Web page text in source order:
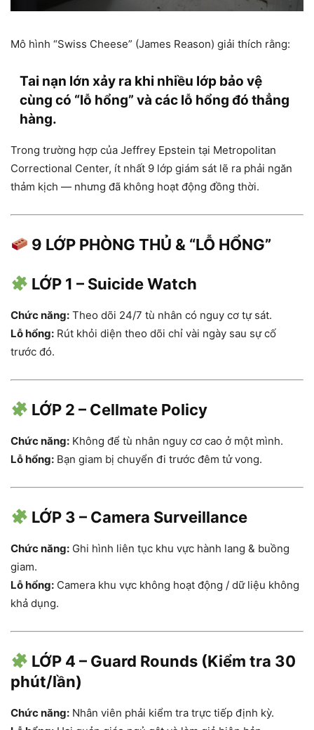
Mô hình “Swiss Cheese” (James Reason) giải thích rằng:
Tai nạn lớn xảy ra khi nhiều lớp bảo vệ
cùng có “lỗ hổng” và các lỗ hổng đó thẳng
hàng.
Trong trường hợp của Jeffrey Epstein tại Metropolitan
Correctional Center, ít nhất 9 lớp giám sát lẽ ra phải ngăn
thảm kịch — nhưng đã không hoạt động đồng thời.
9 LỚP PHÒNG THỦ & “LỖ HỔNG”
LỚP 1 – Suicide Watch
Chức năng: Theo dõi 24/7 tù nhân có nguy cơ tự sát.
Lỗ hổng: Rút khỏi diện theo dõi chỉ vài ngày sau sự cố
trước đó.
LỚP 2 – Cellmate Policy
Chức năng: Không để tù nhân nguy cơ cao ở một mình.
Lỗ hổng: Bạn giam bị chuyển đi trước đêm tử vong.
LỚP 3 – Camera Surveillance
Chức năng: Ghi hình liên tục khu vực hành lang & buồng
giam.
Lỗ hổng: Camera khu vực không hoạt động / dữ liệu không
khả dụng.
LỚP 4 – Guard Rounds (Kiểm tra 30
phút/lần)
Chức năng: Nhân viên phải kiểm tra trực tiếp định kỳ.